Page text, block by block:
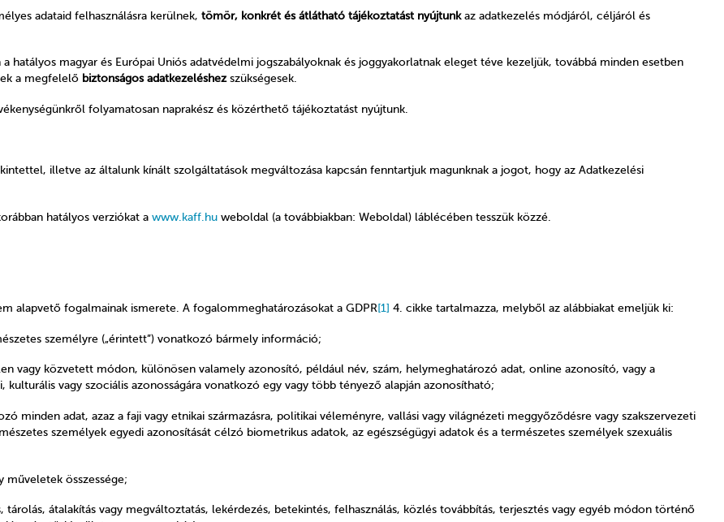
adataid felhasználásra kerülnek, tömör, konkrét és átlátható tájékoztatást nyújtunkaz adatkezelés módjáról, céljáról és
hatályos magyar és Európai Uniós adatvédelmi jogszabályoknak és joggyakorlatnak eleget téve kezeljük, továbbá minden esetben
a megfelelő biztonságos adatkezeléshezszükségesek.
folyamatosan naprakész és közérthető tájékoztatást nyújtunk.
illetve az általunk kínált szolgáltatások megváltozása kapcsán fenntartjuk magunknak a jogot, hogy az Adatkezelési
hatályos verziókat a www.kaff.hu weboldal (a továbbiakban: Weboldal) láblécében tesszük közzé.
alapvető fogalmainak ismerete. A fogalommeghatározásokat a GDPR[1] 4. cikke tartalmazza, melyből az alábbiakat emeljük ki:
személyre („érintett”) vonatkozó bármely információ;
vagy közvetett módon, különösen valamely azonosító, például név, szám, helymeghatározó adat, online azonosító, vagy a
vagy szociális azonosságára vonatkozó egy vagy több tényező alapján azonosítható;
minden adat, azaz a faji vagy etnikai származásra, politikai véleményre, vallási vagy világnézeti meggyőződésre vagy szakszervezeti
személyek egyedi azonosítását célzó biometrikus adatok, az egészségügyi adatok és a természetes személyek szexuális
műveletek összessége;
tárolás, átalakítás vagy megváltoztatás, lekérdezés, betekintés, felhasználás, közlés továbbítás, terjesztés vagy egyéb módon történő